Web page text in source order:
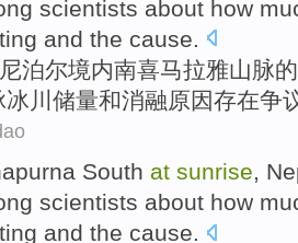
scientists about how
and the cause
尼泊尔境内南喜马拉雅山脉的
冰川 储量和消融原因存在争
South at sunrise,
scientists about how
and the cause.